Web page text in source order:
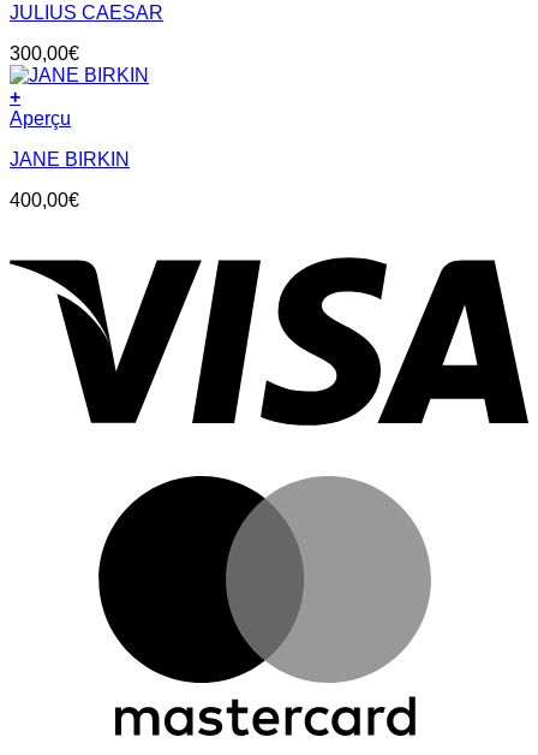
JULIUS CAESAR
300,00€
+
Aperçu
JANE BIRKIN
400,00€